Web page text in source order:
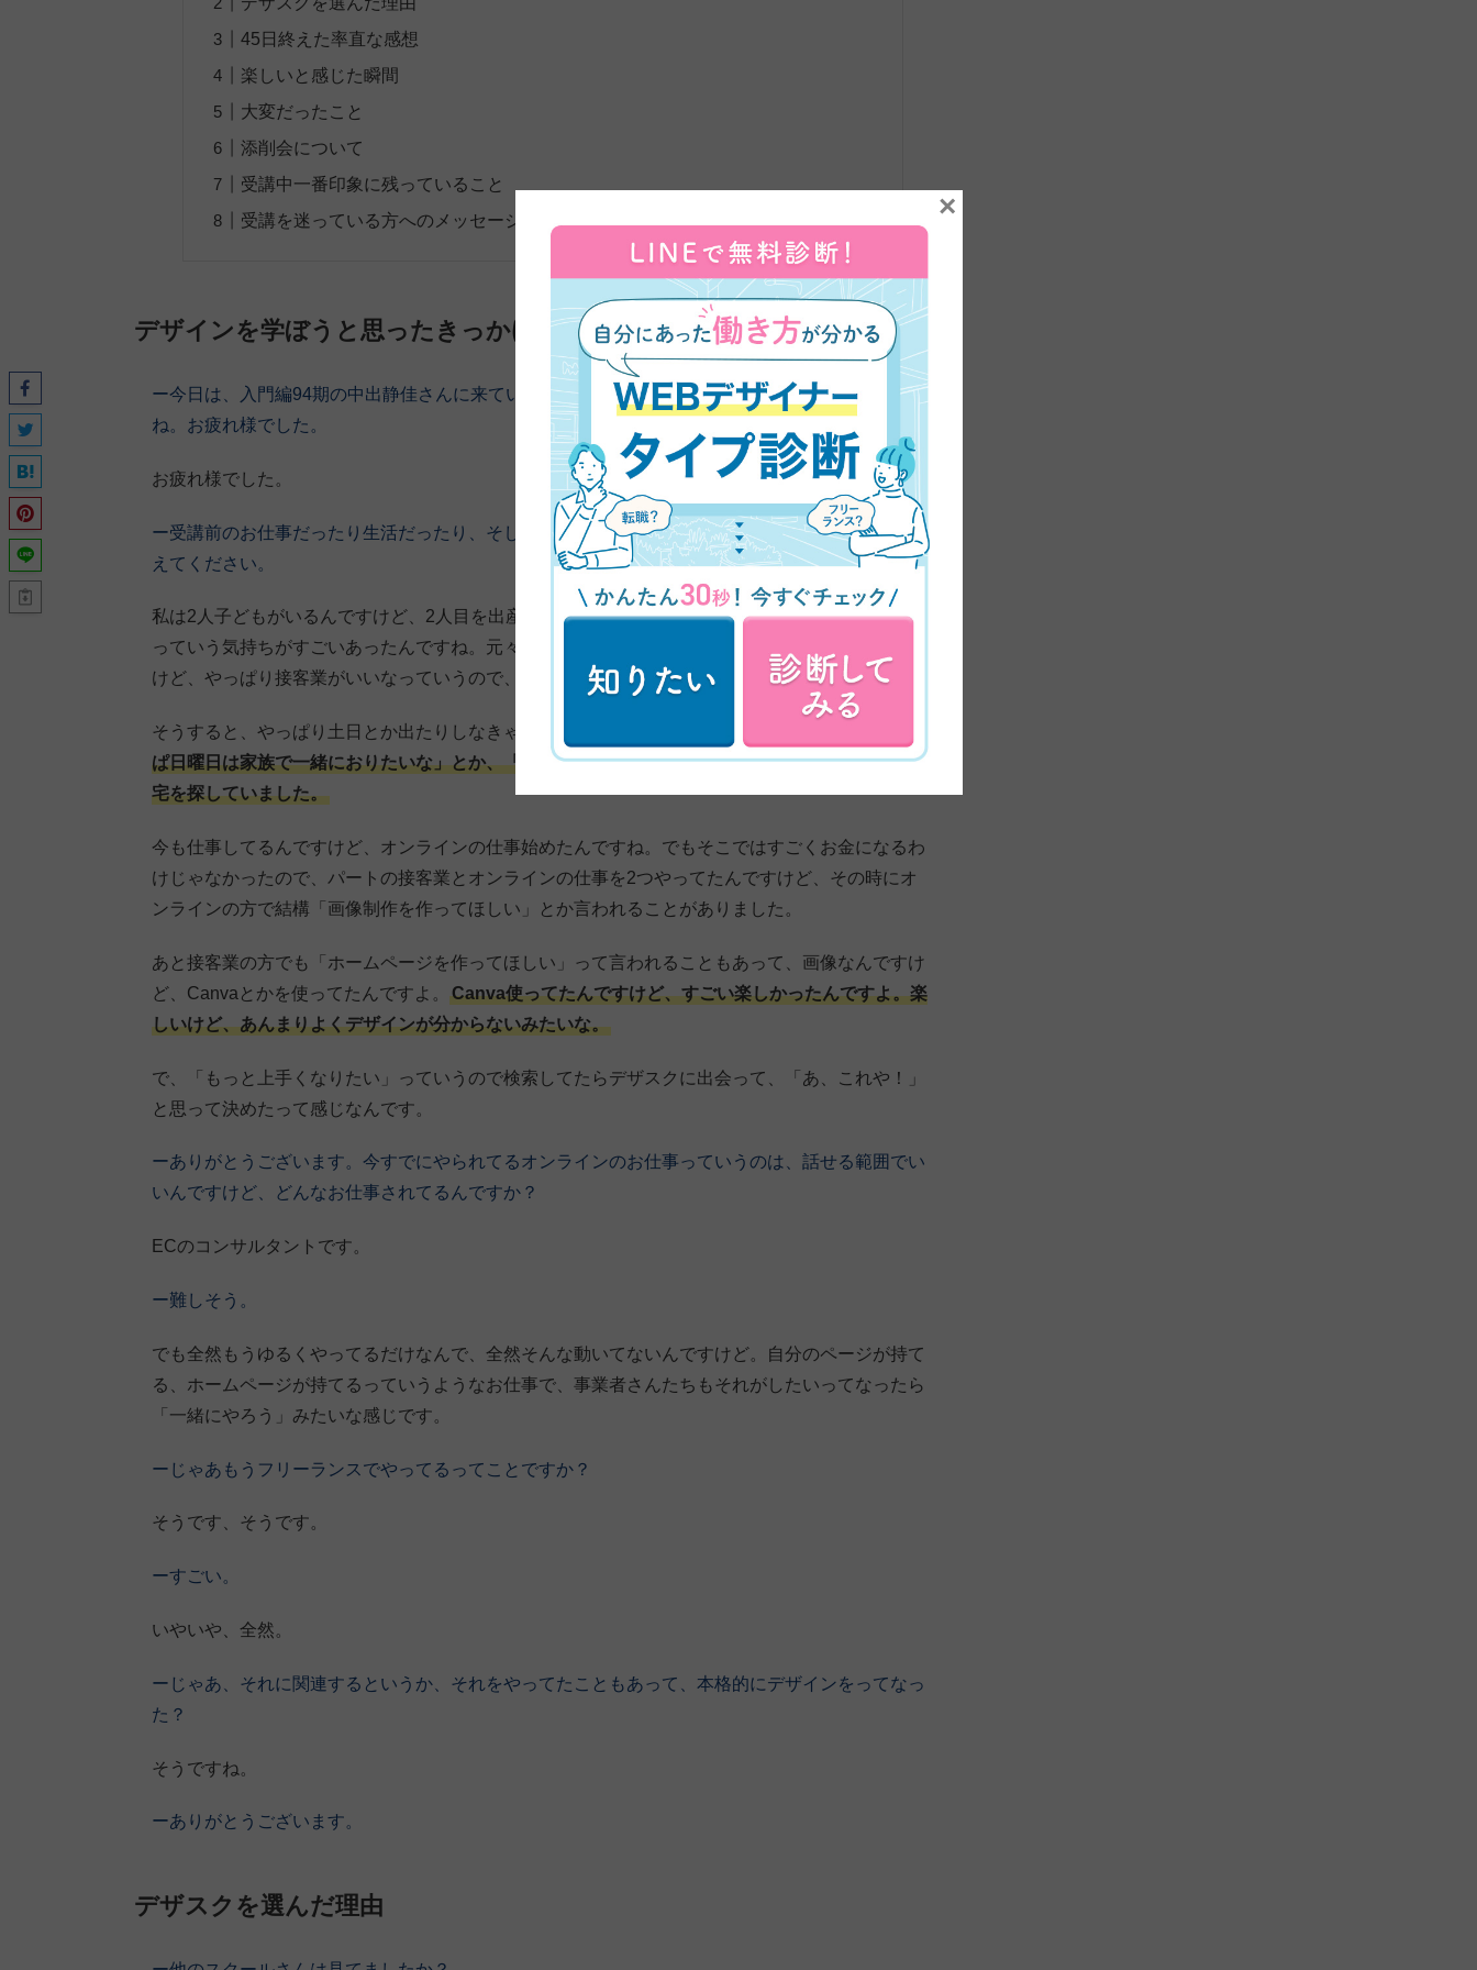
45日終えた率直な感想
楽しいと感じた瞬間
大変だったこと
添削会について
受講中一番印象に残っていること
受講を迷っている方へのメッセージ
デザインを学ぼうと思ったきっかけ
ー今日は、入門編94期の中出静佳さんに来ていただきました。45日とちょうど1ヶ月経ちました
ね。お疲れ様でした。
お疲れ様でした。
ー受講前のお仕事だったり生活だったり、そしてどうしてデザインに興味を持ってくれたのかを教
えてください。
私は2人子どもがいるんですけど、2人目を出産した後に、今後のことを考えると、家におりたいな
っていう気持ちがすごいあったんですね。元々私、接客業しかしたことなくて、色々してたんです
けど、やっぱり接客業がいいなっていうので、接客業をずっとやってたんですね。
そうすると、やっぱり土日とか出たりしなきゃいけなかったりとか、そういうのもあって、
ぱ日曜日は家族で一緒におりたいな」とか、「迷惑かけたくないな」とかっていうのもあって、在
宅を探していました。
今も仕事してるんですけど、オンラインの仕事始めたんですね。でもそこではすごくお金になるわ
けじゃなかったので、パートの接客業とオンラインの仕事を2つやってたんですけど、その時にオ
ンラインの方で結構「画像制作を作ってほしい」とか言われることがありました。
あと接客業の方でも「ホームページを作ってほしい」って言われることもあって、画像なんですけ
ど、Canvaとかを使ってたんですよ。
Canva使ってたんですけど、すごい楽しかったんですよ。楽
しいけど、あんまりよくデザインが分からないみたいな。
で、「もっと上手くなりたい」っていうので検索してたらデザスクに出会って、「あ、これや！」
と思って決めたって感じなんです。
ーありがとうございます。今すでにやられてるオンラインのお仕事っていうのは、話せる範囲でい
いんですけど、どんなお仕事されてるんですか？
ECのコンサルタントです。
ー難しそう。
でも全然もうゆるくやってるだけなんで、全然そんな動いてないんですけど。自分のページが持て
る、ホームページが持てるっていうようなお仕事で、事業者さんたちもそれがしたいってなったら
「一緒にやろう」みたいな感じです。
ーじゃあもうフリーランスでやってるってことですか？
そうです、そうです。
ーすごい。
いやいや、全然。
ーじゃあ、それに関連するというか、それをやってたこともあって、本格的にデザインをってなっ
た？
そうですね。
ーありがとうございます。
デザスクを選んだ理由
×